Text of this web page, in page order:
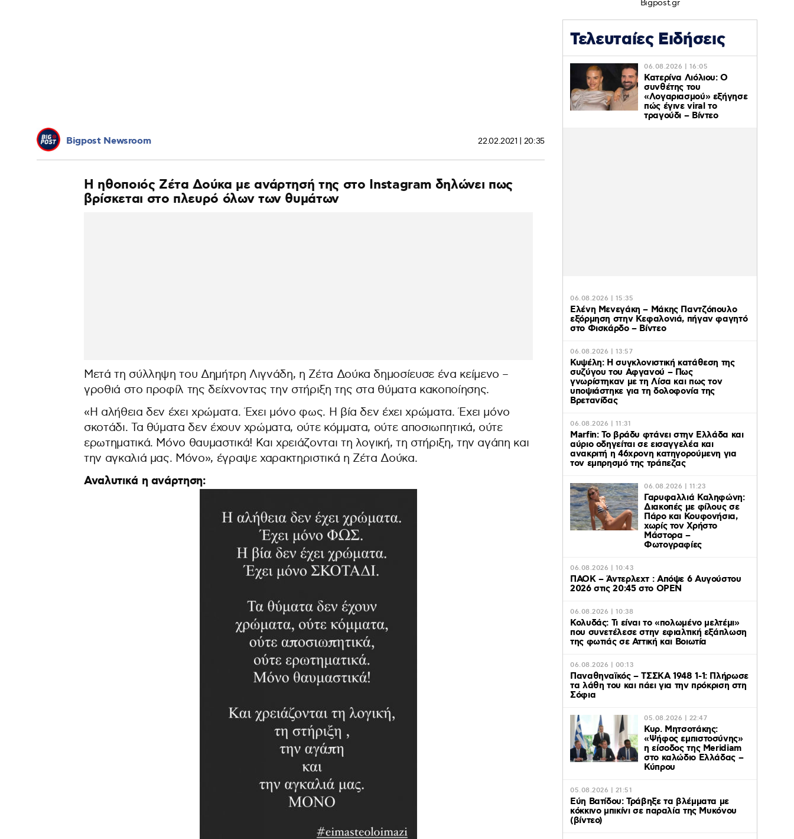
Bigpost Newsroom 22.02.2021 | 20:35
Η ηθοποιός Ζέτα Δούκα με ανάρτησή της στο Instagram δηλώνει πως
βρίσκεται στο πλευρό όλων των θυμάτων
Μετά τη σύλληψη του Δημήτρη Λιγνάδη, η Ζέτα Δούκα δημοσίευσε ένα κείμενο –
γροθιά στο προφίλ της δείχνοντας την στήριξη της στα θύματα κακοποίησης.
«Η αλήθεια δεν έχει χρώματα. Έχει μόνο φως. Η βία δεν έχει χρώματα. Έχει μόνο
σκοτάδι. Τα θύματα δεν έχουν χρώματα, ούτε κόμματα, ούτε αποσιωπητικά, ούτε
ερωτηματικά. Μόνο θαυμαστικά! Και χρειάζονται τη λογική, τη στήριξη, την αγάπη και
την αγκαλιά μας. Μόνο», έγραψε χαρακτηριστικά η Ζέτα Δούκα.
Αναλυτικά η ανάρτηση:
Bigpost.gr
Τελευταίες Ειδήσεις
06.08.2026 | 16:05
Κατερίνα Λιόλιου: Ο
συνθέτης του
«Λογαριασμού» εξήγησε
πώς έγινε viral το
τραγούδι – Βίντεο
06.08.2026 | 15:35
Ελένη Μενεγάκη – Μάκης Παντζόπουλο
εξόρμηση στην Κεφαλονιά, πήγαν φαγητό
στο Φισκάρδο – Βίντεο
06.08.2026 | 13:57
Κυψέλη: Η συγκλονιστική κατάθεση της
συζύγου του Αφγανού – Πως
γνωρίστηκαν με τη Λίσα και πως τον
υποψιάστηκε για τη δολοφονία της
Βρετανίδας
06.08.2026 | 11:31
Marfin: Το βράδυ φτάνει στην Ελλάδα και
αύριο οδηγείται σε εισαγγελέα και
ανακριτή η 46χρονη κατηγορούμενη για
τον εμπρησμό της τράπεζας
06.08.2026 | 11:23
Γαρυφαλλιά Καληφώνη:
Διακοπές με φίλους σε
Πάρο και Κουφονήσια,
χωρίς τον Χρήστο
Μάστορα –
Φωτογραφίες
06.08.2026 | 10:43
ΠΑΟΚ – Άντερλεχτ : Απόψε 6 Αυγούστου
2026 στις 20:45 στο ΟΡΕΝ
06.08.2026 | 10:38
Κολυδάς: Τι είναι το «πολωμένο μελτέμι»
που συνετέλεσε στην εφιαλτική εξάπλωση
της φωτιάς σε Αττική και Βοιωτία
06.08.2026 | 00:13
Παναθηναϊκός – ΤΣΣΚΑ 1948 1-1: Πλήρωσε
τα λάθη του και πάει για την πρόκριση στη
Σόφια
05.08.2026 | 22:47
Κυρ. Μητσοτάκης:
«Ψήφος εμπιστοσύνης»
η είσοδος της Meridiam
στο καλώδιο Ελλάδας –
Κύπρου
05.08.2026 | 21:51
Εύη Βατίδου: Τράβηξε τα βλέμματα με
κόκκινο μπικίνι σε παραλία της Μυκόνου
(βίντεο)